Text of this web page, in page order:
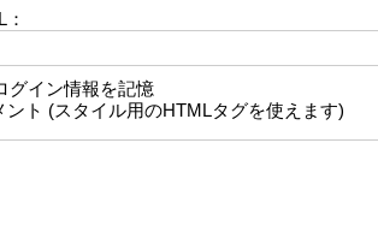
グイン情報を記憶
ント (スタイル用のHTMLタグを使えます)